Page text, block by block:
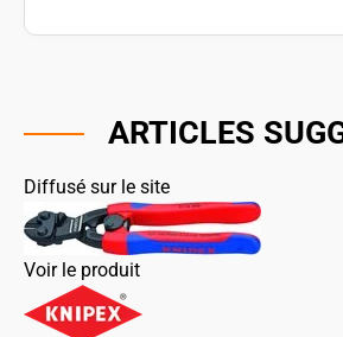
ARTICLES
Diffusé sur le site
Voir le produit